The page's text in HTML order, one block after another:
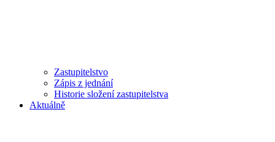
Zastupitelstvo
Zápis z jednání
Historie složení zastupitelstva
Aktuálně